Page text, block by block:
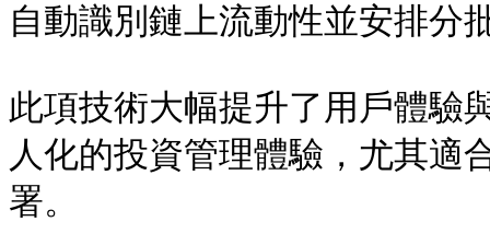
自動識別鏈上流動性並安排分
此項技術大幅提升了用戶體驗
人化的投資管理體驗，尤其適